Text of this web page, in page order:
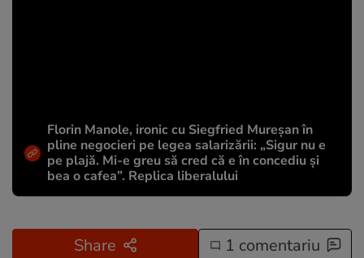
Florin Manole, ironic cu Siegfried Mureșan în
pline negocieri pe legea salarizării: „Sigur nu e
pe plajă. Mi-e greu să cred că e în concediu și
bea o cafea”. Replica liberalului
Share 1 comentariu